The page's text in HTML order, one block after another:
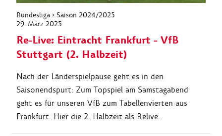
Bundesliga › Saison 2024/2025
29. März 2025
Re-Live: Eintracht Frankfurt - VfB
Stuttgart (2. Halbzeit)
Nach der Länderspielpause geht es in den
Saisonendspurt: Zum Topspiel am Samstagabend
geht es für unseren VfB zum Tabellenvierten aus
Frankfurt. Hier die 2. Halbzeit als Relive.